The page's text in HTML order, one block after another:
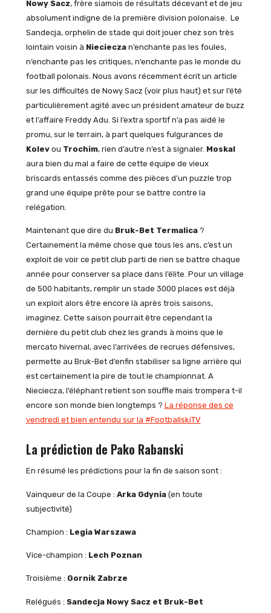
Nowy Sacz, frère siamois de résultats décevant et de jeu
absolument indigne de la première division polonaise. Le
Sandecja, orphelin de stade qui doit jouer chez son très
lointain voisin à Niecieczan’enchante pas les foules,
n’enchante pas les critiques, n’enchante pas le monde du
football polonais. Nous avons récemment écrit un article
sur les difficultés de Nowy Sacz (voir plus haut) et sur l’été
particulièrement agité avec un président amateur de buzz
et l’affaire Freddy Adu. Si l’extra sportif n’a pas aidé le
promu, sur le terrain, à part quelques fulgurances de
Kolevou Trochim, rien d’autre n’est à signaler. Moskal
aura bien du mal a faire de cette équipe de vieux
briscards entassés comme des pièces d’un puzzle trop
grand une équipe prête pour se battre contre la
relégation.
Maintenant que dire du Bruk-Bet Termalica ?
Certainement la même chose que tous les ans, c’est un
exploit de voir ce petit club parti de rien se battre chaque
année pour conserver sa place dans l’élite. Pour un village
de 500 habitants, remplir un stade 3000 places est déjà
un exploit alors être encore là après trois saisons,
imaginez. Cette saison pourrait être cependant la
dernière du petit club chez les grands à moins que le
mercato hivernal, avec l’arrivées de recrues défensives,
permette au Bruk-Bet d’enfin stabiliser sa ligne arrière qui
est certainement la pire de tout le championnat. A
Nieciecza, l’éléphant retient son souffle mais trompera t-il
encore son monde bien longtemps ? La réponse des ce
vendredi et bien entendu sur la #FootballskiTV
La prédiction de Pako Rabanski
En résumé les prédictions pour la fin de saison sont :
Vainqueur de la Coupe : Arka Gdynia(en toute
subjectivité)
Champion : Legia Warszawa
Vice-champion : Lech Poznan
Troisième : Gornik Zabrze
Relégués : Sandecja Nowy Sacz et Bruk-Bet